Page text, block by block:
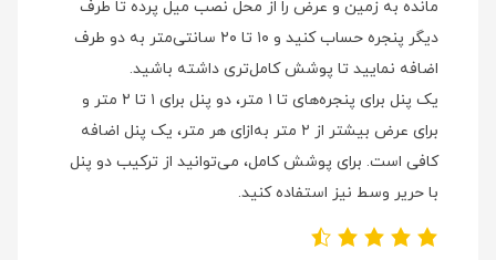
مانده به زمین و عرض را از محل نصب میل پرده تا طرف
دیگر پنجره حساب کنید و ۱۰ تا ۲۰ سانتی‌متر به دو طرف
اضافه نمایید تا پوشش کامل‌تری داشته باشید.
یک پنل برای پنجره‌های تا ۱ متر، دو پنل برای ۱ تا ۲ متر و
برای عرض بیشتر از ۲ متر به‌ازای هر متر، یک پنل اضافه
کافی است. برای پوشش کامل، می‌توانید از ترکیب دو پنل
با حریر وسط نیز استفاده کنید.